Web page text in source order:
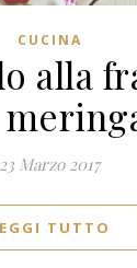
CUCINA
alla
23 Marzo 2017
TUTTO